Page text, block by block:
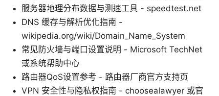
服务器地理分布数据与测速工具 - speedtest.net
DNS 缓存与解析优化指南 -
wikipedia.org/wiki/Domain_Name_System
常见防火墙与端口设置说明 - Microsoft TechNet
或系统帮助中心
路由器QoS设置参考 - 路由器厂商官方支持页
VPN 安全性与隐私权指南 - choosealawyer 或官